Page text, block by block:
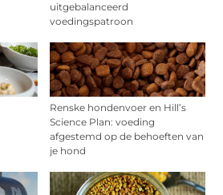
uitgebalanceerd
voedingspatroon
Renske hondenvoer en Hill’s
Science Plan: voeding
afgestemd op de behoeften van
je hond